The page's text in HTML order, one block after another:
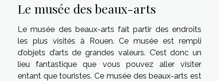
Le musée des beaux-arts
Le musée des beaux-arts fait partir des endroits
les plus visités à Rouen. Ce musée est rempli
d’objets d’arts de grandes valeurs. C’est donc un
lieu fantastique que vous pouvez aller visiter
entant que touristes. Ce musée des beaux-arts est